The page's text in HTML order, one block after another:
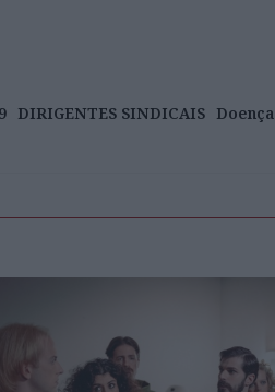
DIRIGENTES SINDICAIS Doença